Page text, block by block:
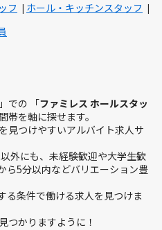
フ
ホール・キッチンスタッフ
」での 「ファミレス ホールスタッ
帯を軸に探せます。
見つけやすいアルバイト求人サ
以外にも、未経験歓迎や大学生歓
ら5分以内などバリエーション豊
る条件で働ける求人を見つけま
つかりますように！